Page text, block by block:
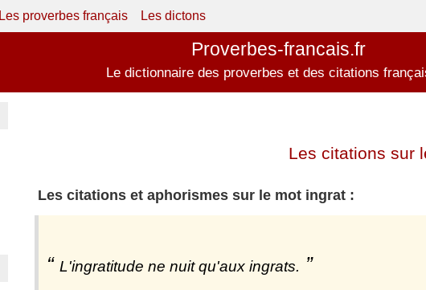
Les proverbes français Les dictons
Proverbes-francais.fr
Le dictionnaire des proverbes et des citations
Les citations sur
Les citations et aphorismes sur le mot ingrat :
L'ingratitude ne nuit qu'aux ingrats.